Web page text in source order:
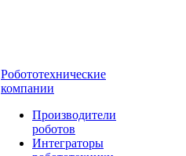
Робототехнические
компании
Производители
роботов
Интеграторы